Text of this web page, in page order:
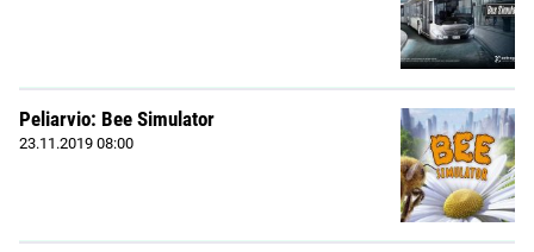
Peliarvio: Bee Simulator
23.11.2019 08:00